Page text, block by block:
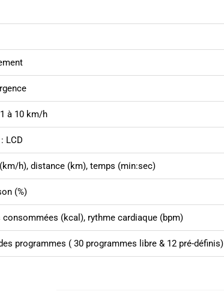
à 10 km/h
LCD
h), distance (km), temps (min:sec)
(%)
(kcal), rythme cardiaque (bpm)
programmes ( 30 programmes libre & 12 pré-définis)